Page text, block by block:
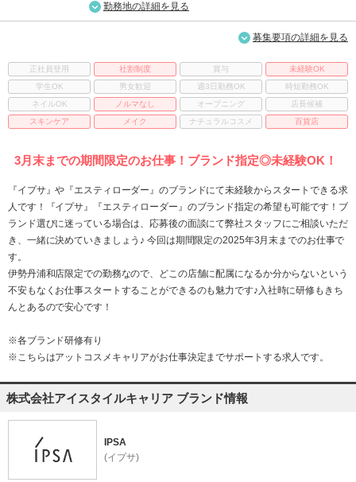
勤務地の詳細を見る
募集要項の詳細を見る
正社員登用 社割制度 賞与
未経験OK
学生OK
男女歓迎 週3日勤務OK
時短勤務OK
ネイルOK
ノルマなし オープニング
店長候補
スキンケア
メイク ナチュラルコスメ 百貨店
3月末までの期間限定のお仕事！ブランド指定◎未経験OK！
『イプサ』や『エスティローダー』のブランドにて未経験からスタートできる求
人です！『イプサ』『エスティローダー』のブランド指定の希望も可能です！ブ
ランド選びに迷っている場合は、応募後の面談にて弊社スタッフにご相談いただ
き、一緒に決めていきましょう♪ 今回は期間限定の2025年3月末までのお仕事で
す。
伊勢丹浦和店限定での勤務なので、どこの店舗に配属になるか分からないという
不安もなくお仕事スタートすることができるのも魅力です♪入社時に研修もきち
んとあるので安心です！
※各ブランド研修有り
※こちらはアットコスメキャリアがお仕事決定までサポートする求人です。
株式会社アイスタイルキャリア ブランド情報
IPSA
(イプサ)